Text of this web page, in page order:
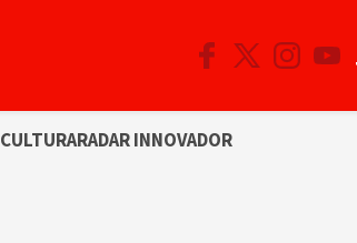
CULTURARADAR INNOVADOR